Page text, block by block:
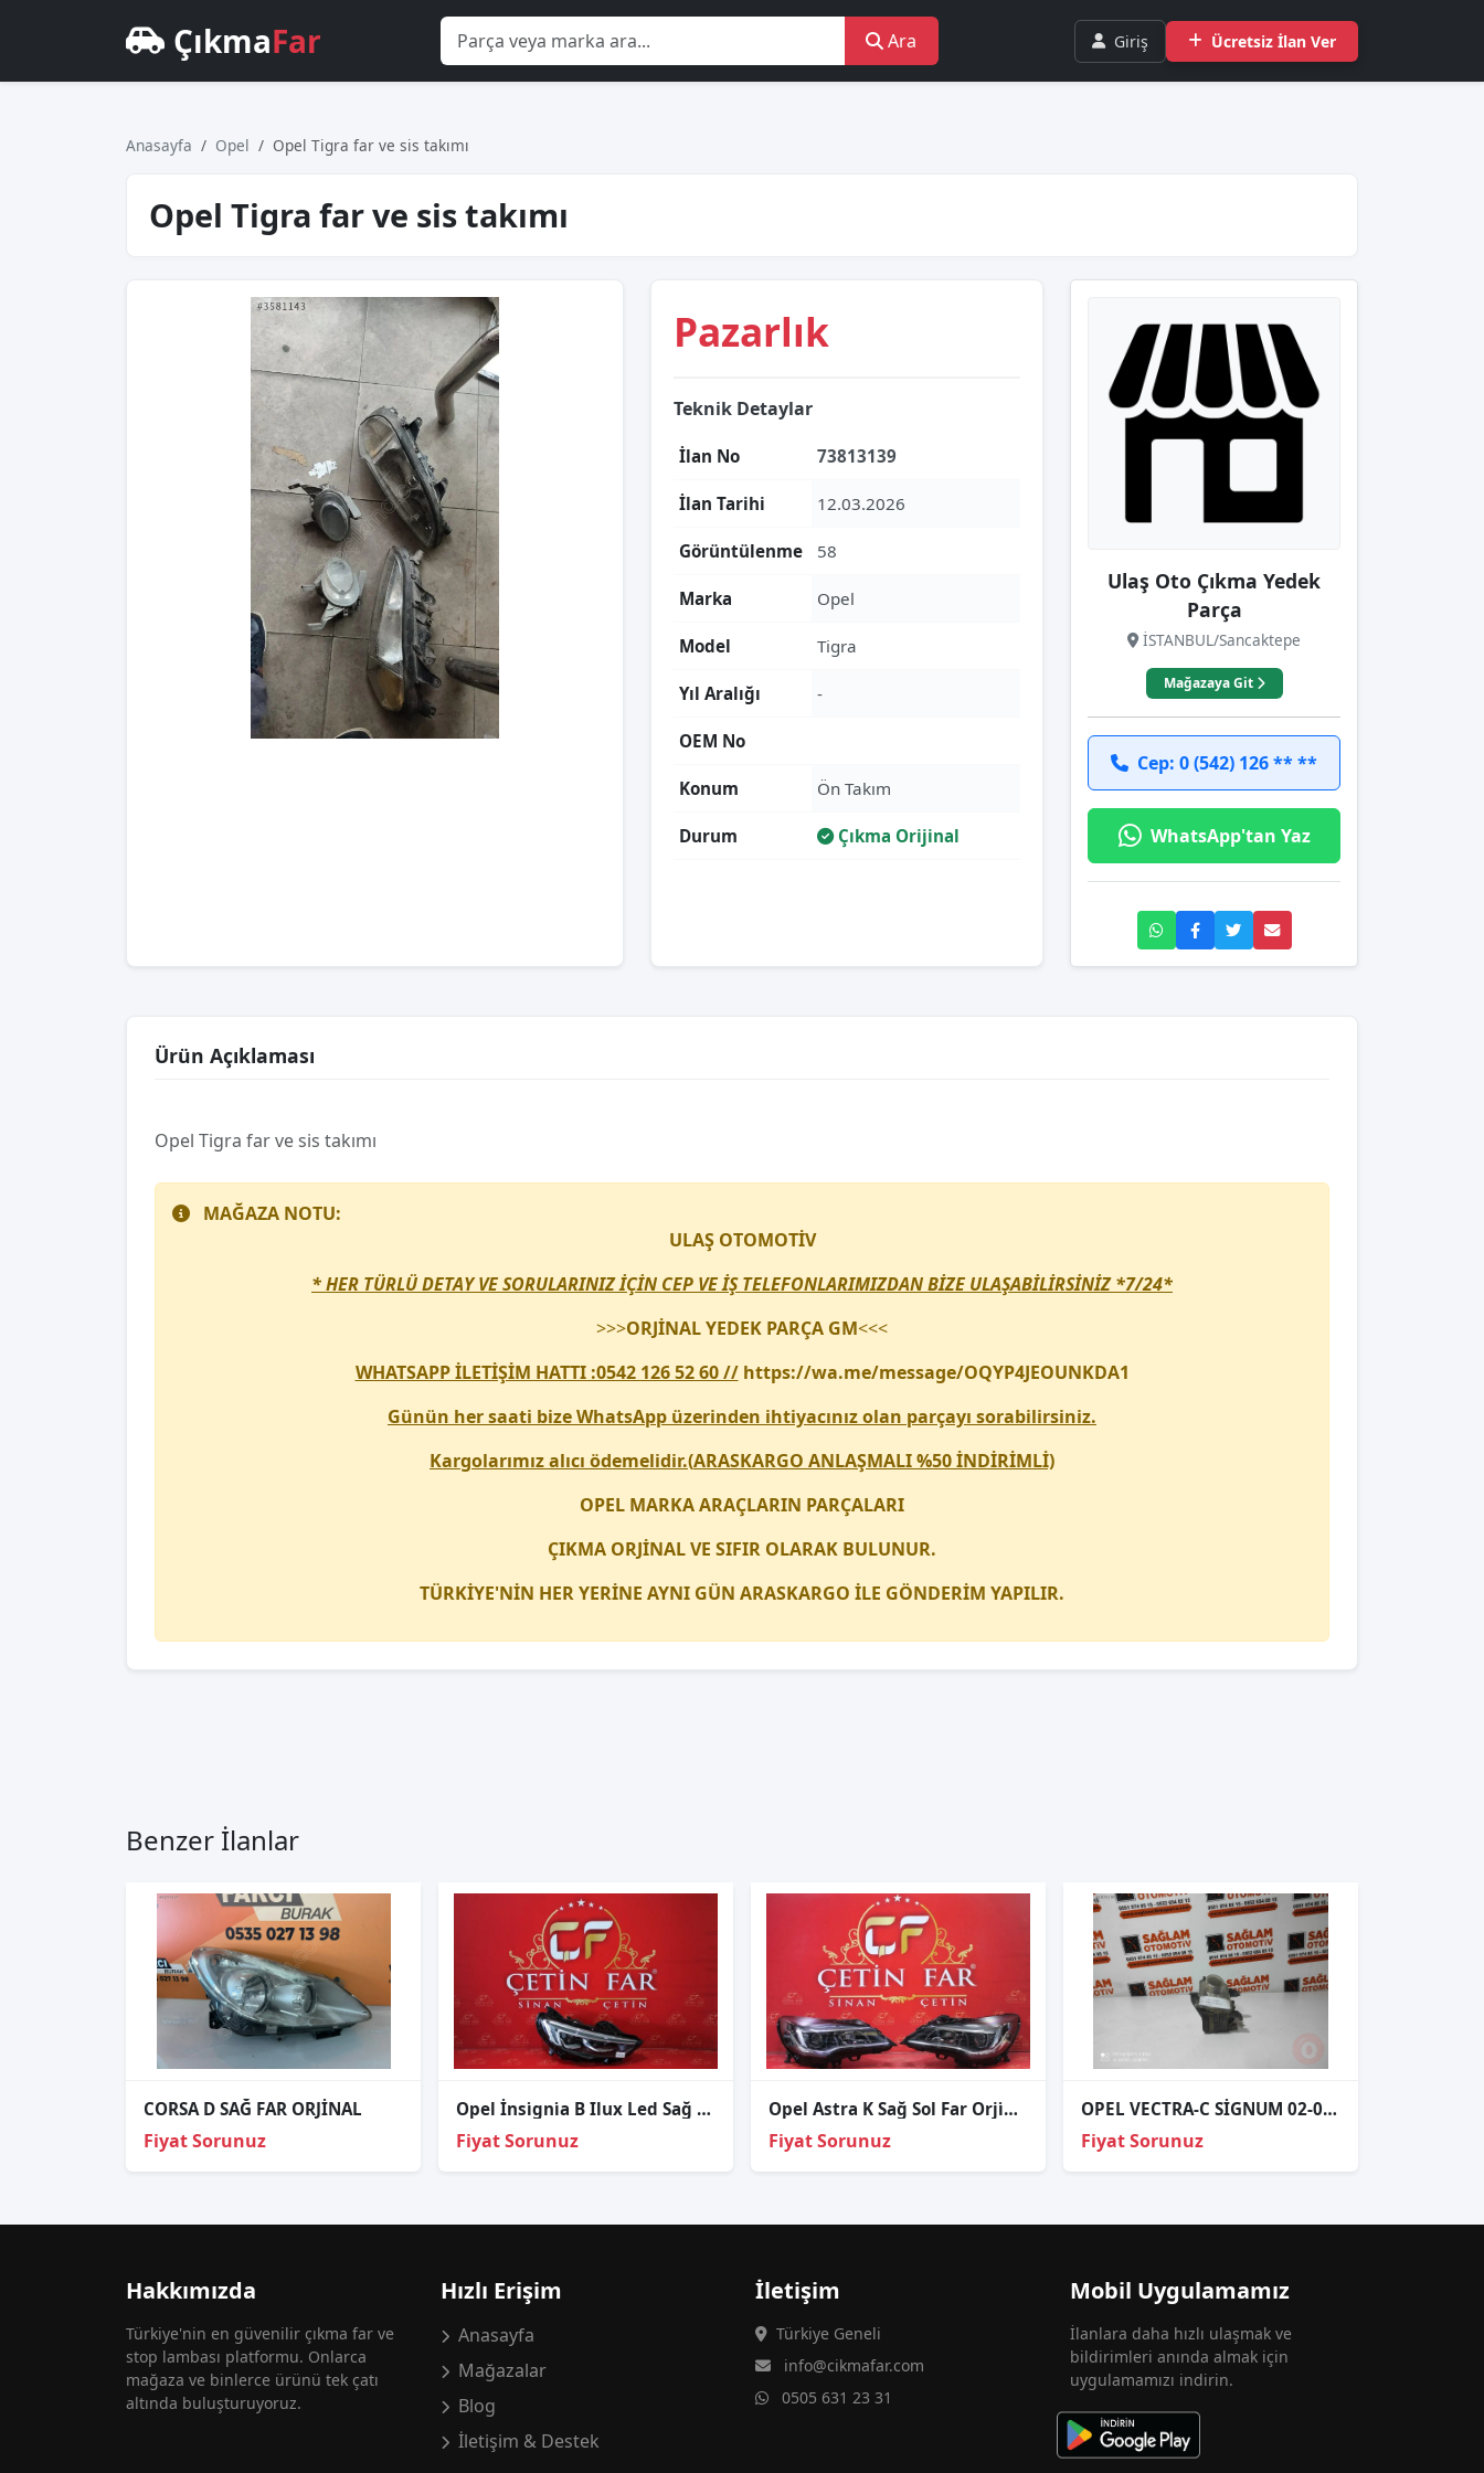
ÇıkmaFar Ara Giriş Ücretsiz İlan Ver
Anasayfa Opel Opel Tigra far ve sis takımı
Opel Tigra far ve sis takımı
Pazarlık
Teknik Detaylar
İlan No 73813139
İlan Tarihi 12.03.2026
Görüntülenme 58
Marka Opel
Model Tigra
Yıl Aralığı -
OEM No
Konum Ön Takım
Durum Çıkma Orijinal
Ulaş Oto Çıkma Yedek
Parça
İSTANBUL/Sancaktepe
Mağazaya Git
Cep: 0 (542) 126 ** **
WhatsApp'tan Yaz
Ürün Açıklaması
Opel Tigra far ve sis takımı
MAĞAZA NOTU:
ULAŞ OTOMOTİV
* HER TÜRLÜ DETAY VE SORULARINIZ İÇİN CEP VE İŞ TELEFONLARIMIZDAN BİZE ULAŞABİLİRSİNİZ *7/24*
>>>ORJİNAL YEDEK PARÇA GM<<<
WHATSAPP İLETİŞİM HATTI :0542 126 52 60 // https://wa.me/message/OQYP4JEOUNKDA1
Günün her saati bize WhatsApp üzerinden ihtiyacınız olan parçayı sorabilirsiniz.
Kargolarımız alıcı ödemelidir.(ARASKARGO ANLAŞMALI %50 İNDİRİMLİ)
OPEL MARKA ARAÇLARIN PARÇALARI
ÇIKMA ORJİNAL VE SIFIR OLARAK BULUNUR.
TÜRKİYE'NİN HER YERİNE AYNI GÜN ARASKARGO İLE GÖNDERİM YAPILIR.
Benzer İlanlar
CORSA D SAĞ FAR ORJİNAL
Fiyat Sorunuz
Opel İnsi̇gni̇a B Ilux Led Sağ Far
Fiyat Sorunuz
Opel Astra K Sağ Sol Far Orji̇nal Çıkma 2017-2021
Fiyat Sorunuz
OPEL VECTRA-C SİGNUM 02-08 ÇIKMA SAĞ ÖN SİS FARI 13123959
Fiyat Sorunuz
Hakkımızda
Türkiye'nin en güvenilir çıkma far ve
stop lambası platformu. Onlarca
mağaza ve binlerce ürünü tek çatı
altında buluşturuyoruz.
Hızlı Erişim
Anasayfa
Mağazalar
Blog
İletişim & Destek
İletişim
Türkiye Geneli
info@cikmafar.com
0505 631 23 31
Mobil Uygulamamız
İlanlara daha hızlı ulaşmak ve
bildirimleri anında almak için
uygulamamızı indirin.